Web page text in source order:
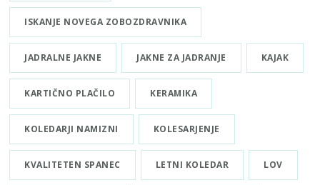
ISKANJE NOVEGA ZOBOZDRAVNIKA
JADRALNE JAKNE JAKNE ZA JADRANJE KAJAK
KARTIČNO PLAČILO KERAMIKA
KOLEDARJI NAMIZNI KOLESARJENJE
KVALITETEN SPANEC LETNI KOLEDAR LOV